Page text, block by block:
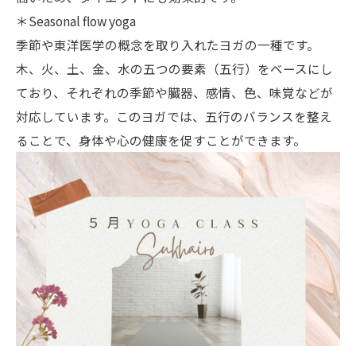
＊Seasonal flow yoga
季節や東洋医学の概念を取り入れたヨガの一種です。
木、火、土、金、水の五つの要素（五行）をベースにし
ており、それぞれの季節や臓器、感情、色、味覚などが
対応しています。このヨガでは、五行のバランスを整え
ることで、身体や心の健康を促すことができます。